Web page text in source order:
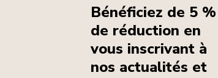
Bénéficiez de 5 %
de réduction en
vous inscrivant à
nos actualités et